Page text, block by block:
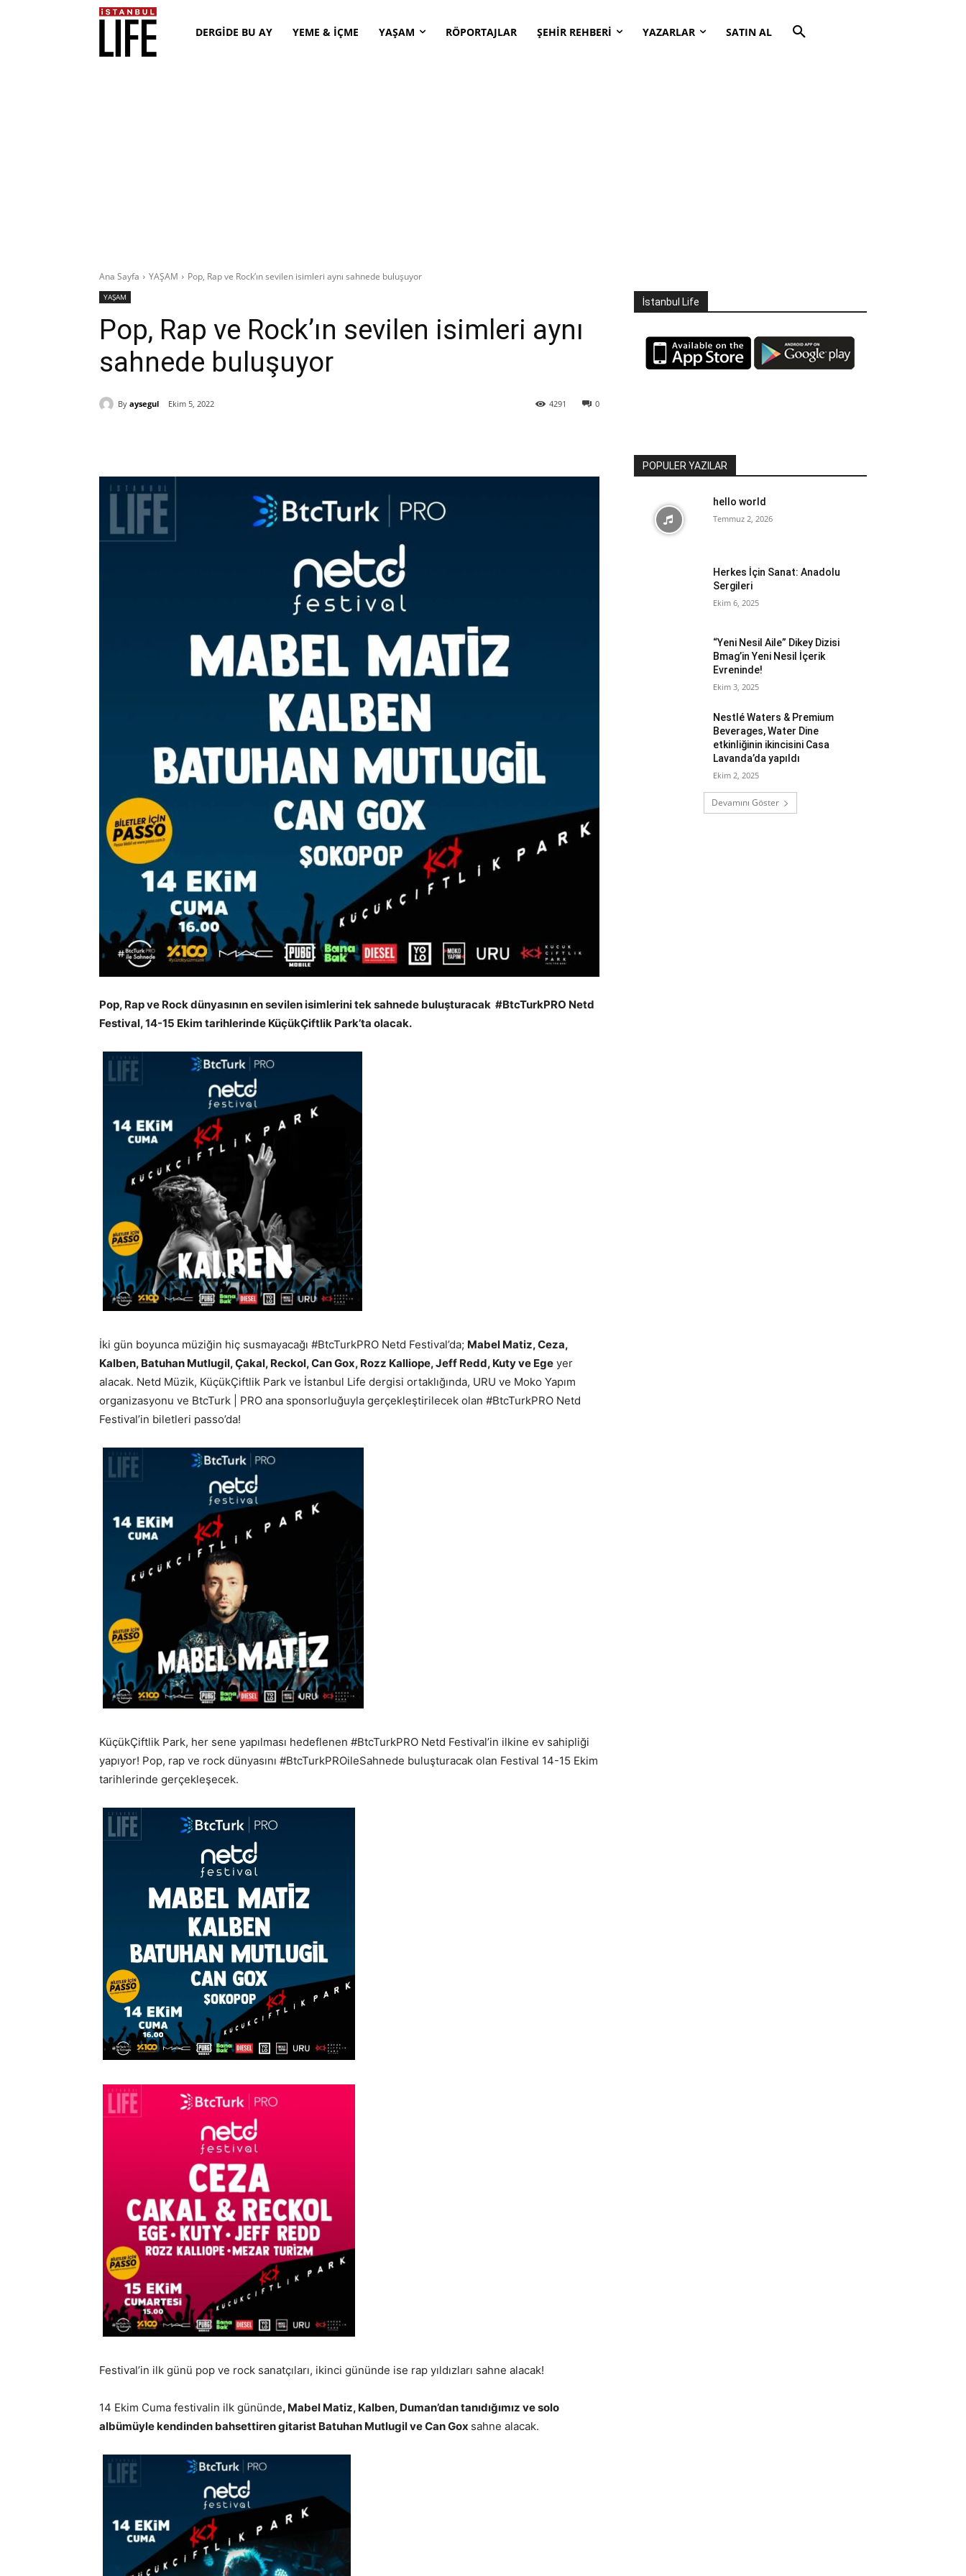
DERGİDE BU AY YEME & İÇME YAŞAM RÖPORTAJLAR ŞEHİR REHBERİ YAZARLAR SATIN AL
Ana Sayfa YAŞAM Pop, Rap ve Rock’ın sevilen isimleri aynı sahnede buluşuyor
YAŞAM
Pop, Rap ve Rock’ın sevilen isimleri aynı
sahnede buluşuyor
By aysegul Ekim 5, 2022 0
4291
Pop, Rap ve Rock dünyasının en sevilen isimlerini tek sahnede buluşturacak #BtcTurkPRO Netd
Festival, 14-15 Ekim tarihlerinde KüçükÇiftlik Park’ta olacak.
İki gün boyunca müziğin hiç susmayacağı #BtcTurkPRO Netd Festival’da; Mabel Matiz, Ceza,
Kalben, Batuhan Mutlugil, Çakal, Reckol, Can Gox, Rozz Kalliope, Jeff Redd, Kuty ve Ege yer
alacak. Netd Müzik, KüçükÇiftlik Park ve İstanbul Life dergisi ortaklığında, URU ve Moko Yapım
organizasyonu ve BtcTurk | PRO ana sponsorluğuyla gerçekleştirilecek olan #BtcTurkPRO Netd
Festival’in biletleri passo’da!
KüçükÇiftlik Park, her sene yapılması hedeflenen #BtcTurkPRO Netd Festival’in ilkine ev sahipliği
yapıyor! Pop, rap ve rock dünyasını #BtcTurkPROileSahnede buluşturacak olan Festival 14-15 Ekim
tarihlerinde gerçekleşecek.
Festival’in ilk günü pop ve rock sanatçıları, ikinci gününde ise rap yıldızları sahne alacak!
14 Ekim Cuma festivalin ilk gününde, Mabel Matiz, Kalben, Duman’dan tanıdığımız ve solo
albümüyle kendinden bahsettiren gitarist Batuhan Mutlugil ve Can Gox sahne alacak.
İstanbul Life
POPULER YAZILAR
hello world
Temmuz 2, 2026
Herkes İçin Sanat: Anadolu
Sergileri
Ekim 6, 2025
“Yeni Nesil Aile” Dikey Dizisi
Bmag’in Yeni Nesil İçerik
Evreninde!
Ekim 3, 2025
Nestlé Waters & Premium
Beverages, Water Dine
etkinliğinin ikincisini Casa
Lavanda’da yapıldı
Ekim 2, 2025
Devamını Göster